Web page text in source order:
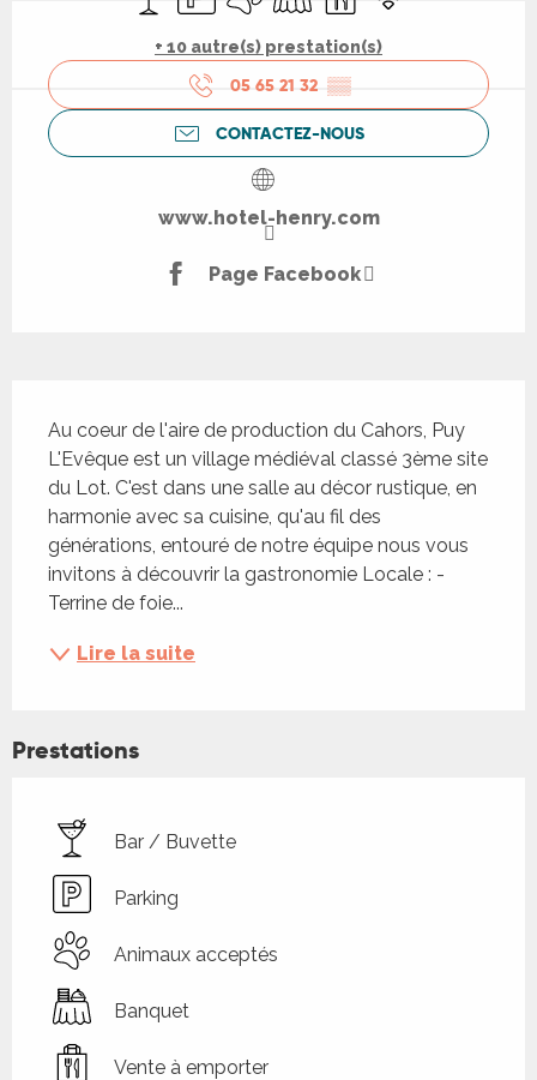
+ 10 autre(s) prestation(s)
05 65 21 32 ▒▒
CONTACTEZ-NOUS
www.hotel-henry.com
Page Facebook
Au coeur de l'aire de production du Cahors, Puy
L'Evêque est un village médiéval classé 3ème site
du Lot. C'est dans une salle au décor rustique, en
harmonie avec sa cuisine, qu'au fil des
générations, entouré de notre équipe nous vous
invitons à découvrir la gastronomie Locale : -
Terrine de foie...
Lire la suite
Prestations
Bar / Buvette
Parking
Animaux acceptés
Banquet
Vente à emporter